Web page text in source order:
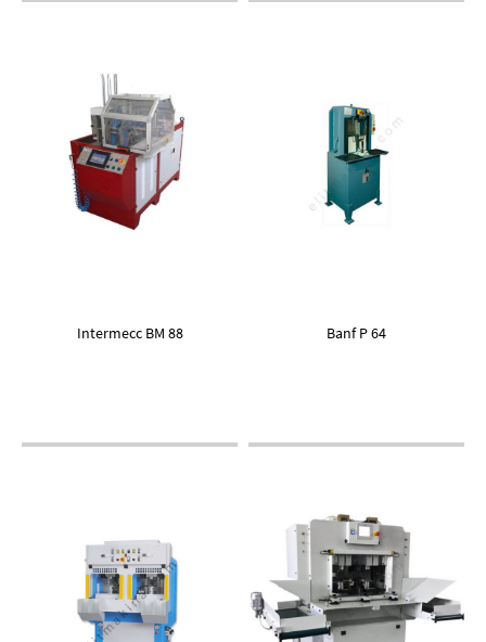
Intermecc BM 88 Banf P 64